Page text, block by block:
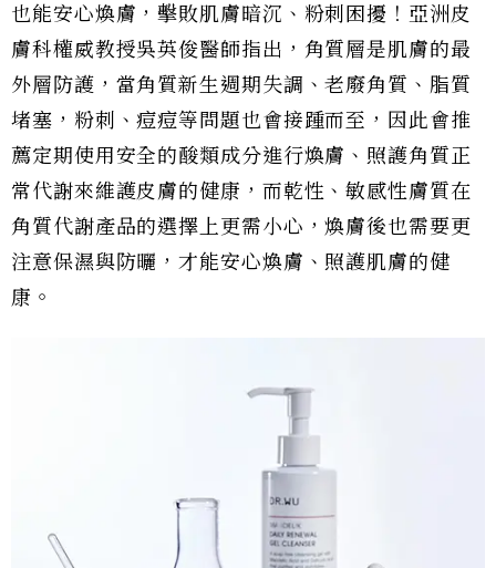
也能安心煥膚，擊敗肌膚暗沉、粉刺困擾！亞洲皮
膚科權威教授吳英俊醫師指出，角質層是肌膚的最
外層防護，當角質新生週期失調、老廢角質、脂質
堵塞，粉刺、痘痘等問題也會接踵而至，因此會推
薦定期使用安全的酸類成分進行煥膚、照護角質正
常代謝來維護皮膚的健康，而乾性、敏感性膚質在
角質代謝產品的選擇上更需小心，煥膚後也需要更
注意保濕與防曬，才能安心煥膚、照護肌膚的健
康。